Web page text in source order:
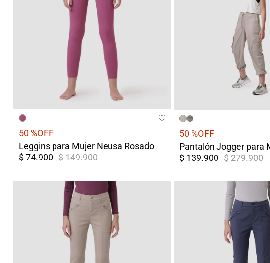
50 %OFF
Leggins para Mujer Neusa Rosado
$ 74.900 $ 149.900
50 %OFF
$ 139.900 $ 279.900